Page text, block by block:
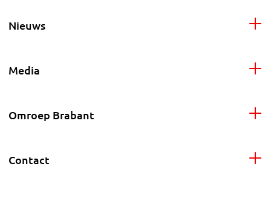
Nieuws
Media
Omroep Brabant
Contact